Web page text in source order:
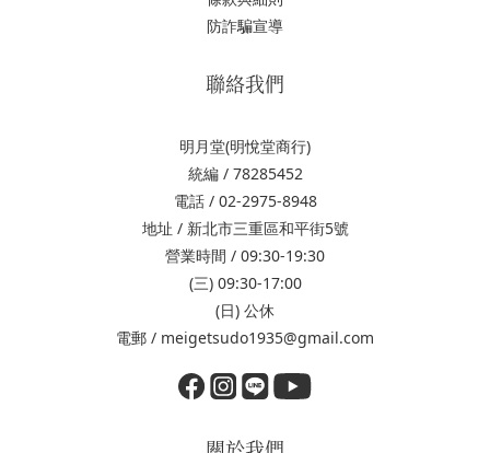
防詐騙宣導
聯絡我們
明月堂(明悅堂商行)
統編 / 78285452
電話 / 02-2975-8948
地址 / 新北市三重區和平街5號
營業時間 / 09:30-19:30
(三) 09:30-17:00
(日) 公休
電郵 / meigetsudo1935@gmail.com